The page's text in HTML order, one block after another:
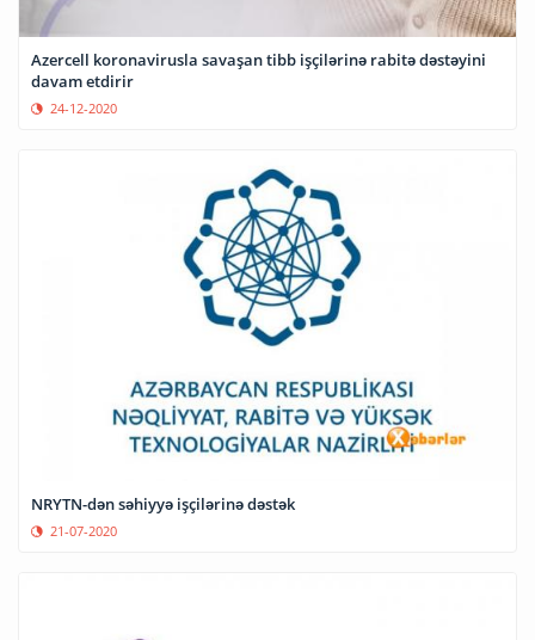
Azercell koronavirusla savaşan tibb işçilərinə rabitə dəstəyini
davam etdirir
24-12-2020
NRYTN-dən səhiyyə işçilərinə dəstək
21-07-2020